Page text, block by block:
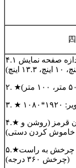
四
۴.۱ دوربین زیر آب: ۱. ★ اندازه صفحه نمایش LCD: ۷ اینچ
۴.★ منبع نور: ۲۰ لامپ نور سفید، ۱۸ لامپ مادون قرمز (روشن و
خاموش کردن دستی)
۵.★کنترل: چرخش خودکار، چرخش به چپ، چرخش به راست
(چرخش ۳۶۰ درجه)